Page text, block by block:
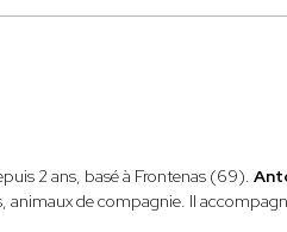
2 ans, basé à Frontenas (69).
de compagnie. Il